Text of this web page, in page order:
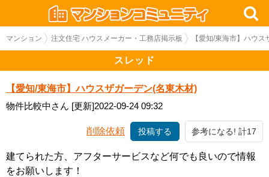
マンション 注文住宅 ハウスメーカー・工務店掲示板 【愛知/東海市】ハウ
スレッド
【愛知/東海市】ハウスザガーデン(名東木材)
物件比較中さん [更新]2022-09-24 09:32
削除依頼 投稿する 参考になる! 計17
建てられた方、アフターサービスなど何でも良いので情報
をお願いします！